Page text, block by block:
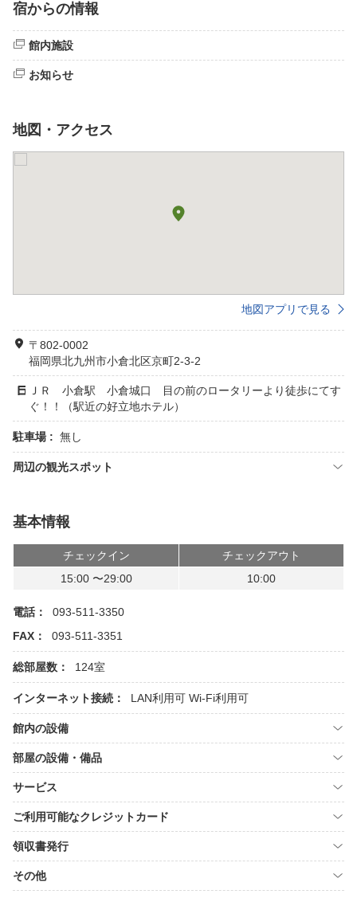
宿からの情報
館内施設
お知らせ
地図・アクセス
地図アプリで見る
〒802-0002
福岡県北九州市小倉北区京町2-3-2
ＪＲ 小倉駅 小倉城口 目の前のロータリーより徒歩にてす
ぐ！！（駅近の好立地ホテル）
駐車場 : 無し
周辺の観光スポット
基本情報
チェックイン
チェックアウト
15:00 〜29:00
10:00
電話：
093-511-3350
FAX：
093-511-3351
総部屋数： 124室
インターネット接続： LAN利用可 Wi-Fi利用可
館内の設備
部屋の設備・備品
サービス
ご利用可能なクレジットカード
領収書発行
その他